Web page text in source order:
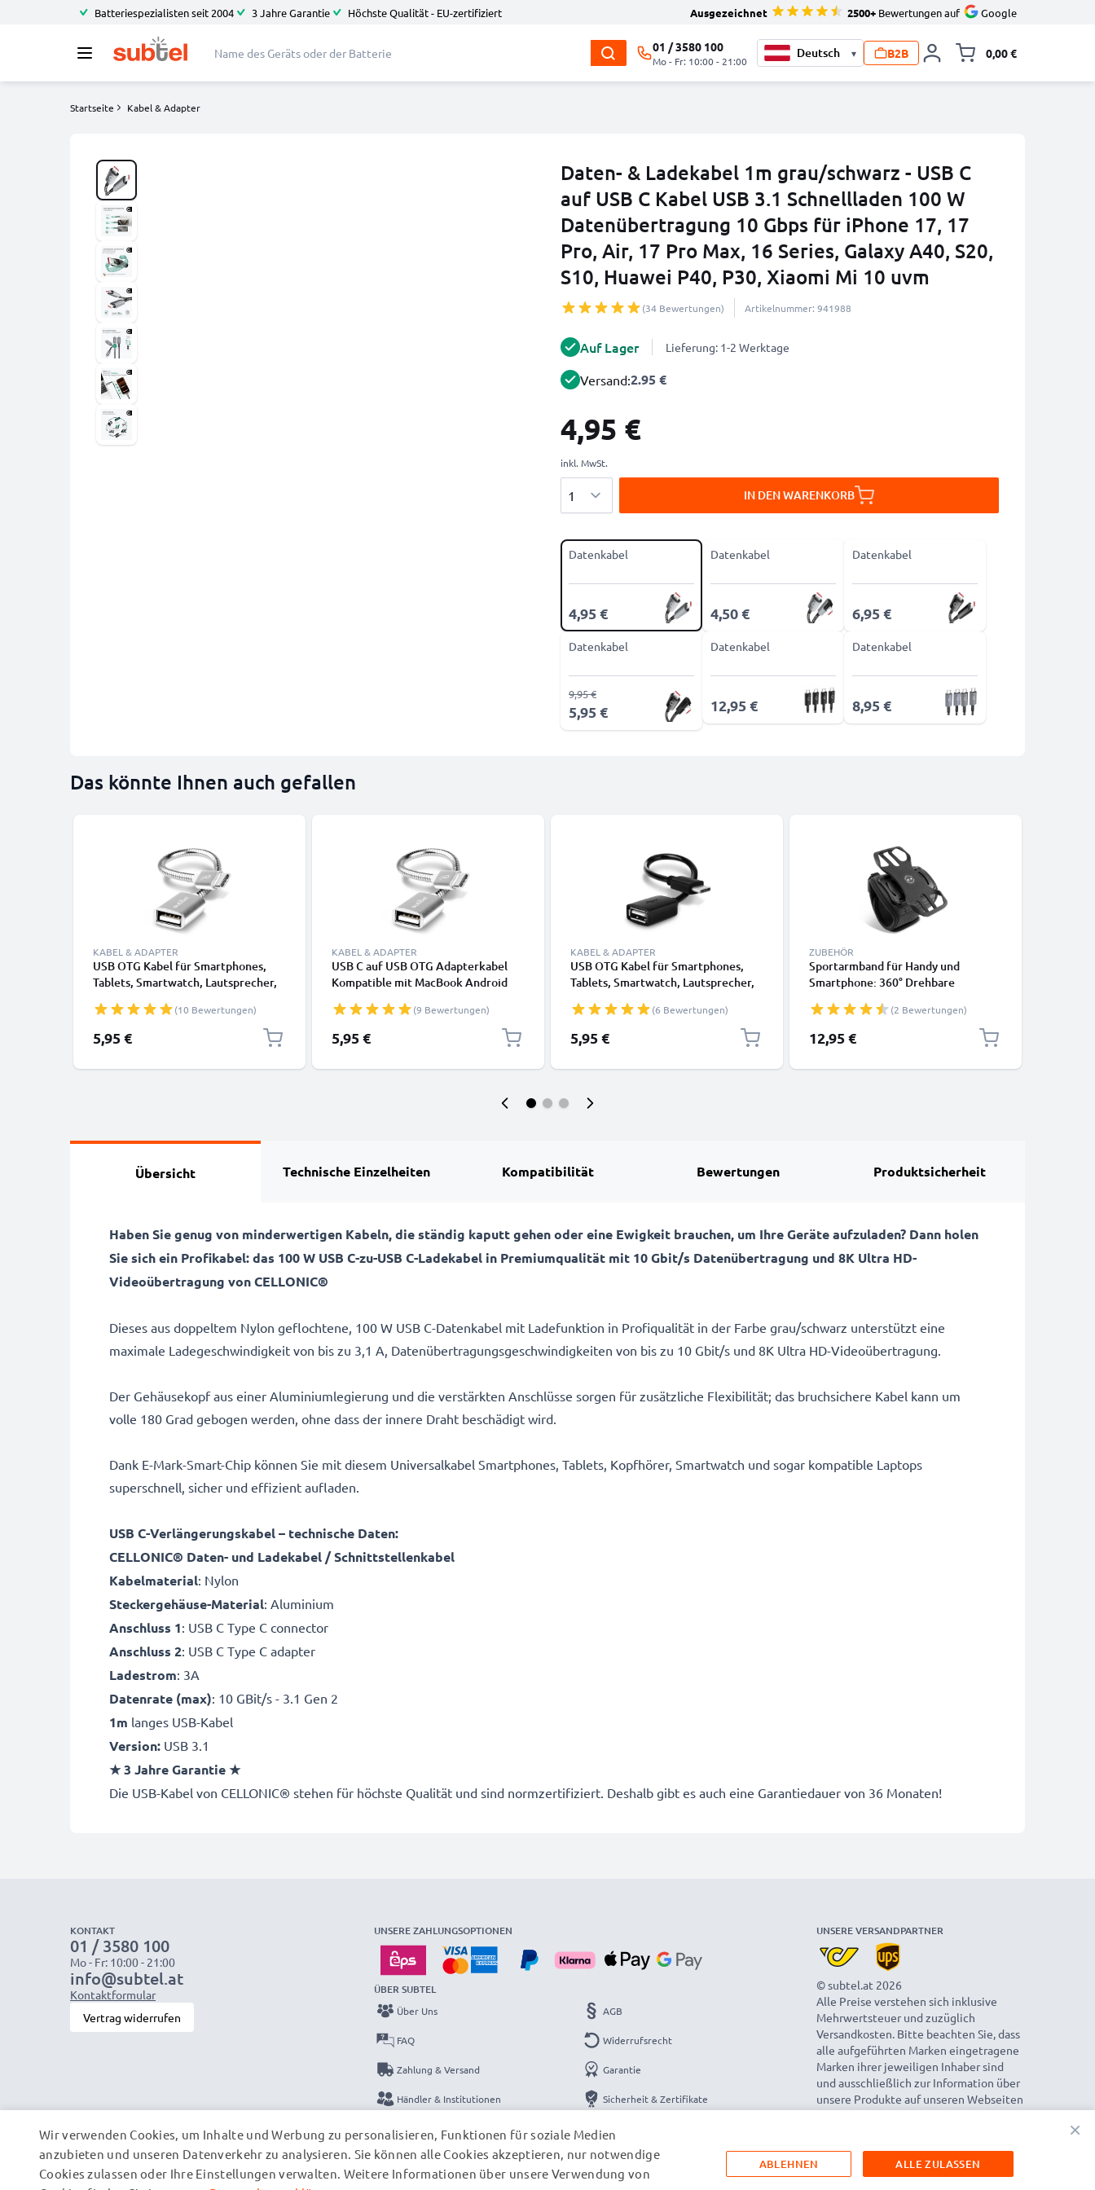
Batteriespezialisten seit 2004 3 Jahre Garantie Höchste Qualität - EU-zertifiziert Ausgezeichnet 2500+ Bewertungen auf Google
01 / 3580 100
Mo - Fr: 10:00 - 21:00
▾ B2B 0,00 €
Startseite Kabel & Adapter
Daten- & Ladekabel 1m grau/schwarz - USB C
auf USB C Kabel USB 3.1 Schnellladen 100 W
Datenübertragung 10 Gbps für iPhone 17, 17
Pro, Air, 17 Pro Max, 16 Series, Galaxy A40, S20,
S10, Huawei P40, P30, Xiaomi Mi 10 uvm
(34 Bewertungen) Artikelnummer: 941988
Auf Lager Lieferung: 1-2 Werktage
Versand:2.95 €
4,95 €
inkl. MwSt.
IN DEN WARENKORB
Datenkabel
4,95 €
Datenkabel
4,50 €
Datenkabel
6,95 €
Datenkabel
5,95 €
9,95 €
Datenkabel
12,95 €
Datenkabel
8,95 €
Das könnte Ihnen auch gefallen
KABEL & ADAPTER
USB OTG Kabel für Smartphones,
Tablets, Smartwatch, Lautsprecher,
Adapter USB C Type C Stecker auf
USB A Buchse - USB Host Anschluss,
On The Go Adapterkabel silber
(10 Bewertungen)
5,95 €
KABEL & ADAPTER
USB C auf USB OTG Adapterkabel
Kompatible mit MacBook Android
Lautsprecher Kamera oder
Kopfhörer, Silver
(9 Bewertungen)
5,95 €
KABEL & ADAPTER
USB OTG Kabel für Smartphones,
Tablets, Smartwatch, Lautsprecher,
Adapter USB C Type C Stecker auf
USB A Buchse - USB Host Anschluss,
On The Go Adapterkabel schwarz
(6 Bewertungen)
5,95 €
ZUBEHÖR
Sportarmband für Handy und
Smartphone: 360° Drehbare
- Handyhülle zum Joggen, Laufen,
Sport - Oberarm und Unterarm
Laufhülle, wasserfest Laufarmband
(2 Bewertungen)
12,95 €
Übersicht Technische Einzelheiten Kompatibilität Bewertungen Produktsicherheit
Haben Sie genug von minderwertigen Kabeln, die ständig kaputt gehen oder eine Ewigkeit brauchen, um Ihre Geräte aufzuladen? Dann holen
Sie sich ein Profikabel: das 100 W USB C-zu-USB C-Ladekabel in Premiumqualität mit 10 Gbit/s Datenübertragung und 8K Ultra HD-
Videoübertragung von CELLONIC®
Dieses aus doppeltem Nylon geflochtene, 100 W USB C-Datenkabel mit Ladefunktion in Profiqualität in der Farbe grau/schwarz unterstützt eine
maximale Ladegeschwindigkeit von bis zu 3,1 A, Datenübertragungsgeschwindigkeiten von bis zu 10 Gbit/s und 8K Ultra HD-Videoübertragung.
Der Gehäusekopf aus einer Aluminiumlegierung und die verstärkten Anschlüsse sorgen für zusätzliche Flexibilität; das bruchsichere Kabel kann um
volle 180 Grad gebogen werden, ohne dass der innere Draht beschädigt wird.
Dank E-Mark-Smart-Chip können Sie mit diesem Universalkabel Smartphones, Tablets, Kopfhörer, Smartwatch und sogar kompatible Laptops
superschnell, sicher und effizient aufladen.
USB C-Verlängerungskabel – technische Daten:
CELLONIC® Daten- und Ladekabel / Schnittstellenkabel
Kabelmaterial: Nylon
Steckergehäuse-Material: Aluminium
Anschluss 1: USB C Type C connector
Anschluss 2: USB C Type C adapter
Ladestrom: 3A
Datenrate (max): 10 GBit/s - 3.1 Gen 2
1m langes USB-Kabel
Version: USB 3.1
★ 3 Jahre Garantie ★
Die USB-Kabel von CELLONIC® stehen für höchste Qualität und sind normzertifiziert. Deshalb gibt es auch eine Garantiedauer von 36 Monaten!
KONTAKT
01 / 3580 100
Mo - Fr: 10:00 - 21:00
info@subtel.at
Kontaktformular
Vertrag widerrufen
UNSERE ZAHLUNGSOPTIONEN
ÜBER SUBTEL
Über Uns
FAQ
Zahlung & Versand
Händler & Institutionen
Kataloge
Kontakt
AGB
Widerrufsrecht
Garantie
Sicherheit & Zertifikate
Impressum
UNSERE VERSANDPARTNER
© subtel.at 2026
Alle Preise verstehen sich inklusive
Mehrwertsteuer und zuzüglich
Versandkosten. Bitte beachten Sie, dass
alle aufgeführten Marken eingetragene
Marken ihrer jeweiligen Inhaber sind
und ausschließlich zur Information über
unsere Produkte auf unseren Webseiten
genannt werden.
×
Wir verwenden Cookies, um Inhalte und Werbung zu personalisieren, Funktionen für soziale Medien
anzubieten und unseren Datenverkehr zu analysieren. Sie können alle Cookies akzeptieren, nur notwendige
Cookies zulassen oder Ihre Einstellungen verwalten. Weitere Informationen über unsere Verwendung von
ALLE ZULASSEN
ABLEHNEN